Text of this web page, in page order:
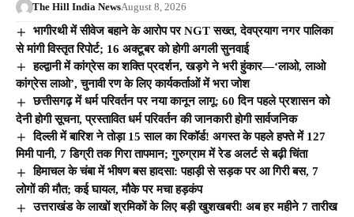
The Hill India NewsAugust 8, 2026
भागीरथी में सीवेज बहाने के आरोप पर NGT सख्त, देवप्रयाग नगर पालिका
से मांगी विस्तृत रिपोर्ट; 16 अक्टूबर को होगी अगली सुनवाई
हल्द्वानी में कांग्रेस का शक्ति प्रदर्शन, खड़गे ने भरी हुंकार—‘लाओ, लाओ
कांग्रेस लाओ’, चुनावी रण के लिए कार्यकर्ताओं में भरा जोश
छत्तीसगढ़ में धर्म परिवर्तन पर नया कानून लागू: 60 दिन पहले प्रशासन को
देनी होगी सूचना, प्रस्तावित धर्म परिवर्तन की जानकारी होगी सार्वजनिक
दिल्ली में बारिश ने तोड़ा 15 साल का रिकॉर्ड! अगस्त के पहले हफ्ते में 127
मिमी पानी, 7 डिग्री तक गिरा तापमान; गुरुग्राम में रेड अलर्ट से बढ़ी चिंता
हिमाचल के चंबा में भीषण बस हादसा: पहाड़ी से सड़क पर आ गिरी बस, 7
लोगों की मौत; कई घायल, मौके पर मचा हड़कंप
उत्तराखंड के लाखों श्रमिकों के लिए बड़ी खुशखबरी! अब हर महीने 7 तारीख